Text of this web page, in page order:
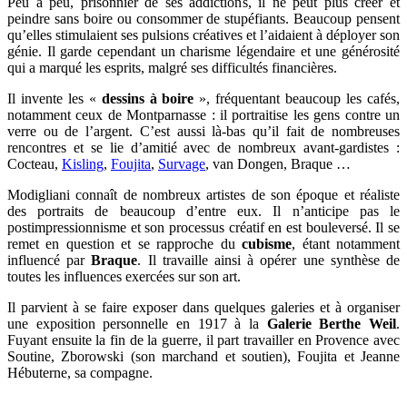
peindre sans boire ou consommer de stupéfiants. Beaucoup pensent
qu’elles stimulaient ses pulsions créatives et l’aidaient à déployer son
génie. Il garde cependant un charisme légendaire et une générosité
qui a marqué les esprits, malgré ses difficultés financières.
Il invente les « dessins à boire », fréquentant beaucoup les cafés,
notamment ceux de Montparnasse : il portraitise les gens contre un
verre ou de l’argent. C’est aussi là-bas qu’il fait de nombreuses
rencontres et se lie d’amitié avec de nombreux avant-gardistes :
Cocteau, Kisling, Foujita, Survage, van Dongen, Braque …
Modigliani connaît de nombreux artistes de son époque et réaliste
des portraits de beaucoup d’entre eux. Il n’anticipe pas le
postimpressionnisme et son processus créatif en est bouleversé. Il se
remet en question et se rapproche ducubisme, étant notamment
influencé parBraque. Il travaille ainsi à opérer une synthèse de
toutes les influences exercées sur son art.
Il parvient à se faire exposer dans quelques galeries et à organiser
une exposition personnelle en 1917 à la Galerie Berthe Weil.
Fuyant ensuite la fin de la guerre, il part travailler en Provence avec
Soutine, Zborowski (son marchand et soutien), Foujita et Jeanne
Hébuterne, sa compagne.